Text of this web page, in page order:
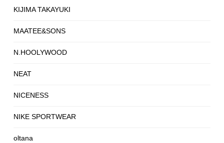
KIJIMA TAKAYUKI
MAATEE&SONS
N.HOOLYWOOD
NEAT
NICENESS
NIKE SPORTWEAR
oltana